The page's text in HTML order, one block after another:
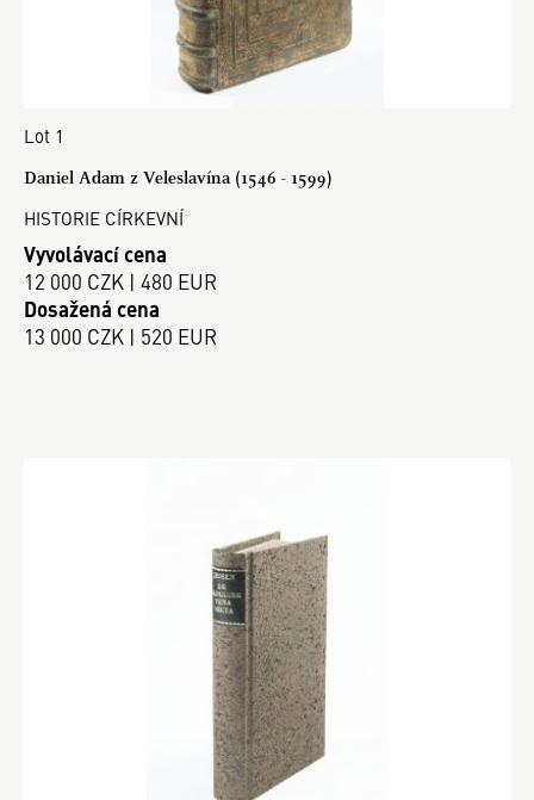
Lot 1
Daniel Adam z Veleslavína (1546 - 1599)
HISTORIE CÍRKEVNÍ
Vyvolávací cena
12 000 CZK | 480 EUR
Dosažená cena
13 000 CZK | 520 EUR